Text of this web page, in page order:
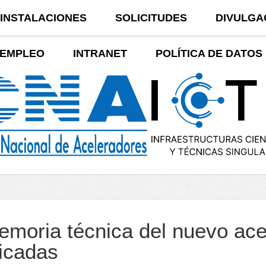
INSTALACIONES SOLICITUDES
INTRANET POLÍTICA DE DATOS
técnica del nuevo